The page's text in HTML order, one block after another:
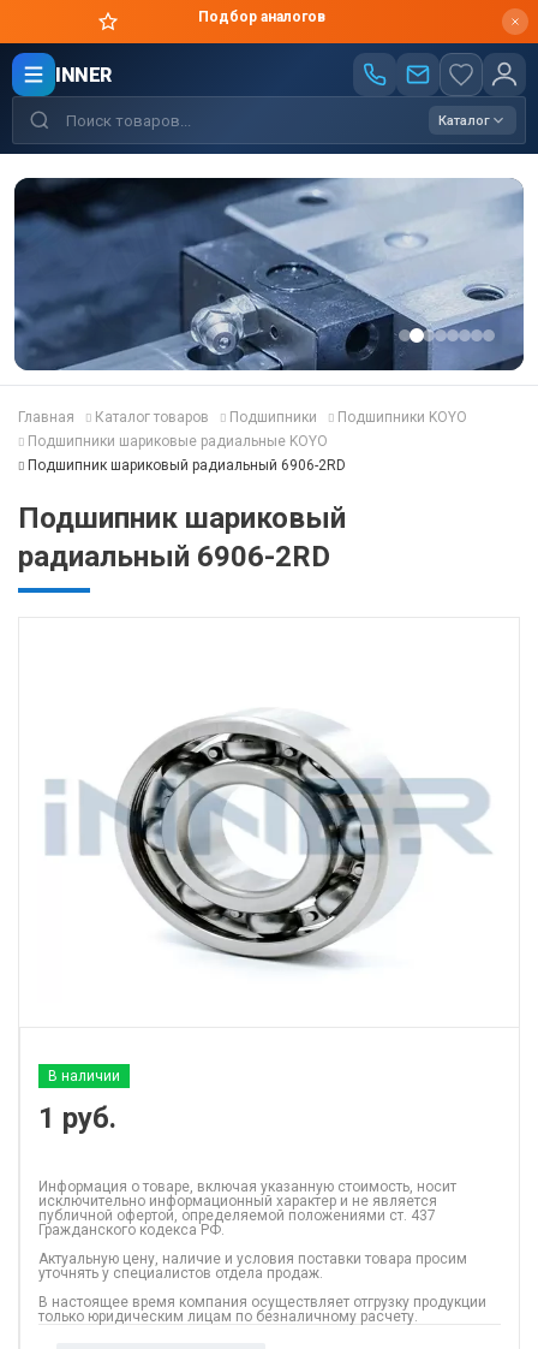
Подбор аналогов
INNER
Каталог
Главная Каталог товаров Подшипники
Подшипники KOYO
Подшипники шариковые радиальные KOYO
Подшипник шариковый радиальный 6906-2RD
Подшипник шариковый
радиальный 6906-2RD
В наличии
1 руб.
Информация о товаре, включая указанную стоимость, носит
исключительно информационный характер и не является
публичной офертой, определяемой положениями ст. 437
Гражданского кодекса РФ.
Актуальную цену, наличие и условия поставки товара просим
уточнять у специалистов отдела продаж.
В настоящее время компания осуществляет отгрузку продукции
только юридическим лицам по безналичному расчету.